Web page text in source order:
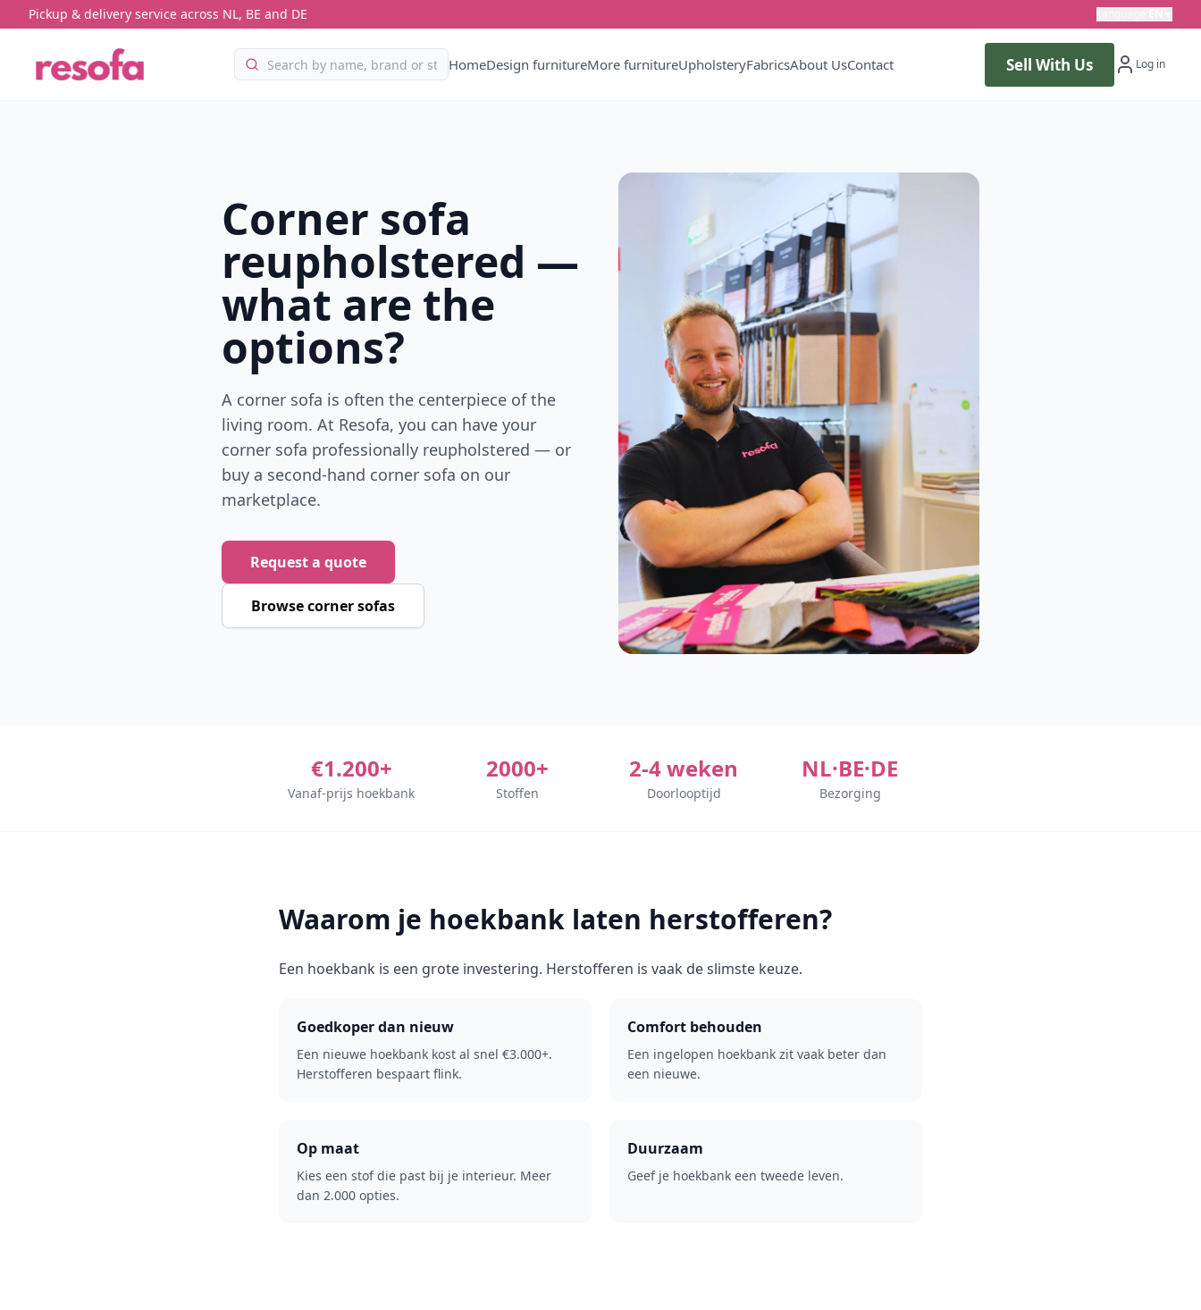
Pickup & delivery service across NL, BE and DE
HomeDesign furnitureMore furnitureUpholsteryFabricsAbout UsContact Sell With Us Log in
Corner sofa
reupholstered —
what are the
options?
A corner sofa is often the centerpiece of the
living room. At Resofa, you can have your
corner sofa professionally reupholstered — or
buy a second-hand corner sofa on our
marketplace.
Request a quote
Browse corner sofas
€1.200+
Vanaf-prijs hoekbank
2000+
Stoffen
2-4 weken
Doorlooptijd
NL·BE·DE
Bezorging
Waarom je hoekbank laten herstofferen?
Een hoekbank is een grote investering. Herstofferen is vaak de slimste keuze.
Goedkoper dan nieuw
Een nieuwe hoekbank kost al snel €3.000+.
Herstofferen bespaart flink.
Comfort behouden
Een ingelopen hoekbank zit vaak beter dan
een nieuwe.
Op maat
Kies een stof die past bij je interieur. Meer
dan 2.000 opties.
Duurzaam
Geef je hoekbank een tweede leven.